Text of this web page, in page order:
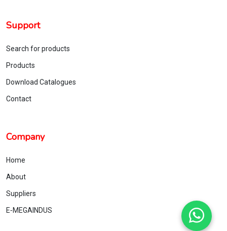
Support
Search for products
Products
Download Catalogues
Contact
Company
Home
About
Suppliers
E‑MEGAINDUS